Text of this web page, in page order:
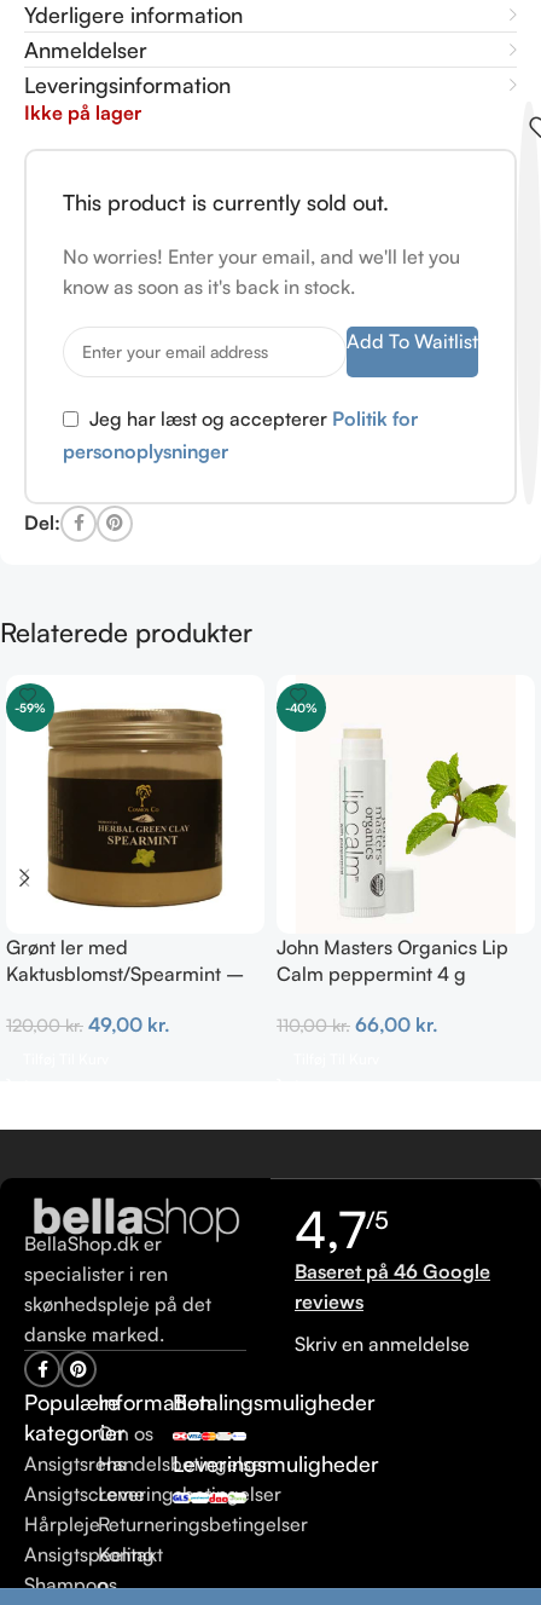
Yderligere information
Anmeldelser
Leveringsinformation
Ikke på lager
This product is currently sold out.
No worries! Enter your email, and we'll let you
know as soon as it's back in stock.
Add To Waitlist
Jeg har læst og accepterer Politik for
personoplysninger
Del:
Relaterede produkter
-59%
Grønt ler med
Kaktusblomst/Spearmint –
120,00kr. 49,00 kr.
-40%
John Masters Organics Lip
Calm peppermint 4 g
110,00kr. 66,00 kr.
BellaShop.dk er
specialister i ren
skønhedspleje på det
danske marked.
Populære
kategorier
Ansigtsrens
Ansigtscreme
Hårpleje
Ansigtspeeling
Shampoo
Information
Om os
Handelsbetingelser
Leveringsbetingelser
Returneringsbetingelser
Kontakt
os
Betalingsmuligheder
Leveringsmuligheder
4,7/5
Baseret på 46 Google
reviews
Skriv en anmeldelse